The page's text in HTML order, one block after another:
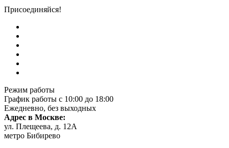
Присоединяйся!
Режим работы
График работы с 10:00 до 18:00
Ежедневно, без выходных
Адрес в Москве:
ул. Плещеева, д. 12А
метро Бибирево